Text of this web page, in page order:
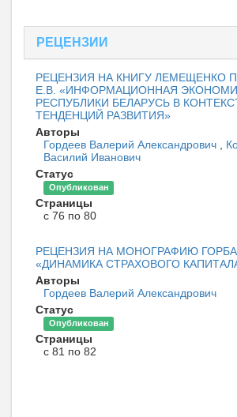
РЕЦЕНЗИИ
РЕЦЕНЗИЯ НА КНИГУ ЛЕМЕЩЕНКО
Е.В. «ИНФОРМАЦИОННАЯ
РЕСПУБЛИКИ БЕЛАРУСЬ В
ТЕНДЕНЦИЙ РАЗВИТИЯ»
Авторы
Гордеев Валерий Александрович ,
Василий Иванович
Статус
Опубликован
Страницы
с 76 по 80
РЕЦЕНЗИЯ НА МОНОГРАФИЮ
«ДИНАМИКА СТРАХОВОГО
Авторы
Гордеев Валерий Александрович
Статус
Опубликован
Страницы
с 81 по 82